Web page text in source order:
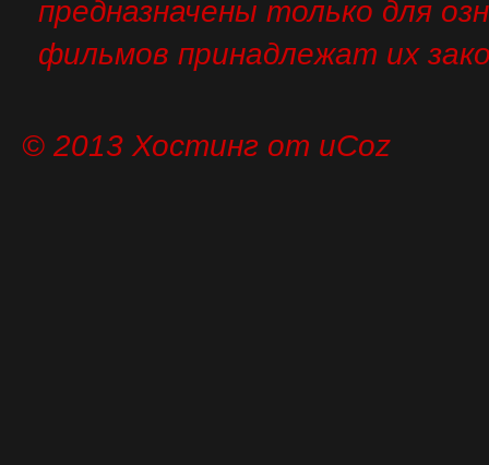
предназначены только для
фильмов принадлежат их
© 2013 Хостинг от uCoz